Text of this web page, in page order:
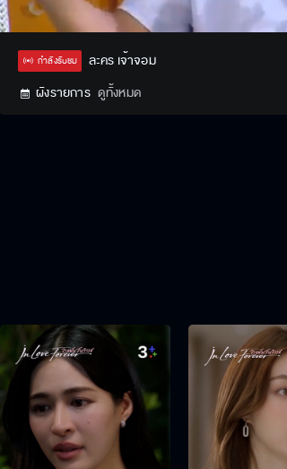
UnmuteStream
Type
กำลังรับชม
ละคร เจ้าจอม
ผังรายการ ดูทั้งหมด